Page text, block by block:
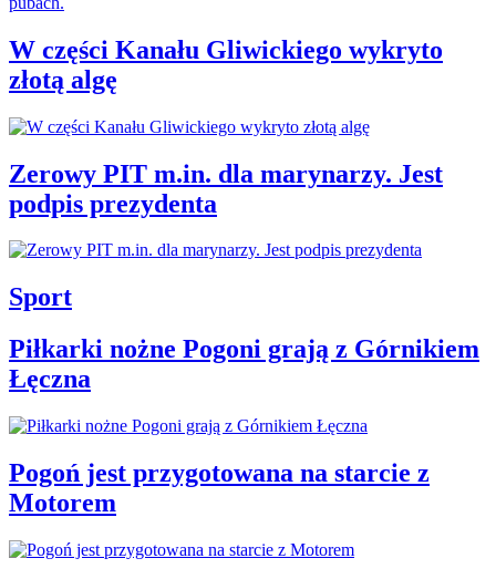
W części Kanału Gliwickiego wykryto
złotą algę
Zerowy PIT m.in. dla marynarzy. Jest
podpis prezydenta
Sport
Piłkarki nożne Pogoni grają z Górnikiem
Łęczna
Pogoń jest przygotowana na starcie z
Motorem